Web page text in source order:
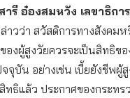
ารี อ๋องสมหวัง เลขาธิกา
าวว่า สวัสดิการทางสังคม
องผู้สูงวัยควรจะเป็นสิทธิข
จุบัน อย่างเช่น เบี้ยยังชีพผู้
ทธิแล้ว ประกาศของกระทร